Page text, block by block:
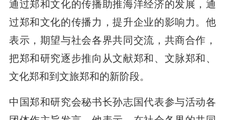
通过郑和文化的传播助推海洋经济的发展，通
过郑和文化的传播力，提升企业的影响力。他
表示，期望与社会各界共同交流，共商合作，
把郑和研究逐步推向从文献郑和、文脉郑和、
文化郑和到文旅郑和的新阶段。
中国郑和研究会秘书长孙志国代表参与活动各